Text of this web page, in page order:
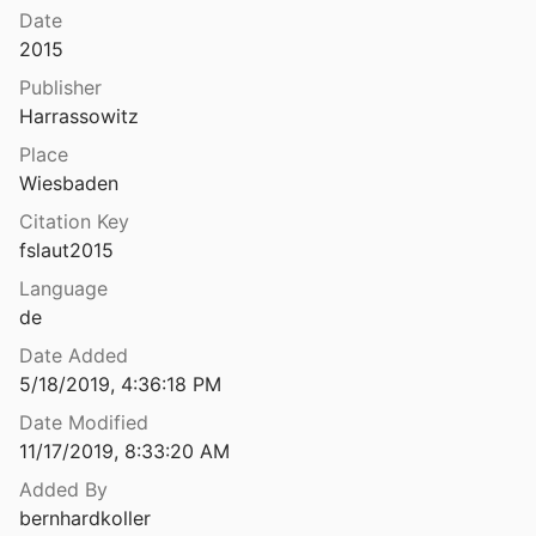
1930
de Vasubandhu
de Vasubandhu
du tocharien
européenne de la nomination
Date
2015
Publisher
Harrassowitz
Place
Wiesbaden
Citation Key
fslaut2015
Language
de
Date Added
5/18/2019, 4:36:18 PM
Date Modified
11/17/2019, 8:33:20 AM
Added By
bernhardkoller